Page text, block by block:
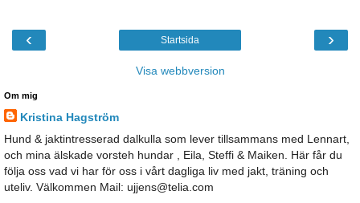
‹ ›
Startsida
Visa webbversion
Om mig
Kristina Hagström
Hund & jaktintresserad dalkulla som lever tillsammans med Lennart,
och mina älskade vorsteh hundar , Eila, Steffi & Maiken. Här får du
följa oss vad vi har för oss i vårt dagliga liv med jakt, träning och
uteliv. Välkommen Mail: ujjens@telia.com